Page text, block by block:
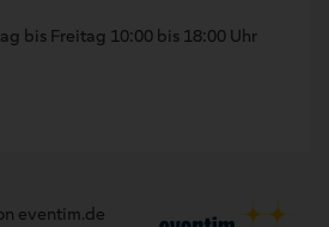
bis Freitag 10:00 bis 18:00 Uhr
eventim.de